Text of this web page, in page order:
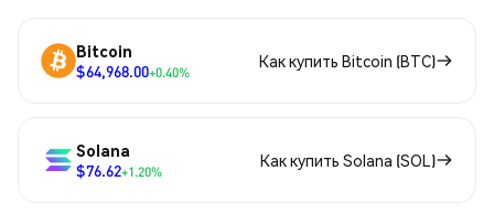
Bitcoin
$64,968.00+0.40%
Как купить Bitcoin (BTC)
Solana
$76.62+1.20%
Как купить Solana (SOL)